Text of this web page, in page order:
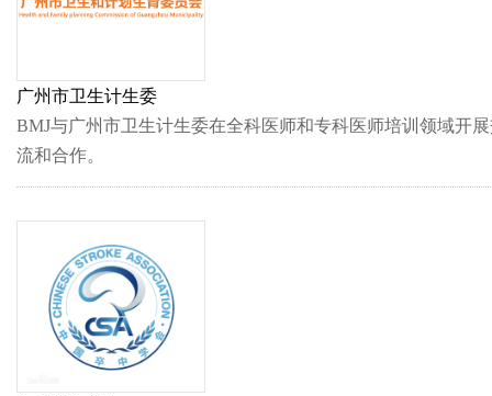
广州市卫生计生委
BMJ与广州市卫生计生委在全科医师和专科医师培训领域开
流和合作。